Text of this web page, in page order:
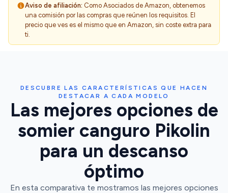
Aviso de afiliación: Como Asociados de Amazon, obtenemos
una comisión por las compras que reúnen los requisitos. El
precio que ves es el mismo que en Amazon, sin coste extra para
ti.
DESCUBRE LAS CARACTERÍSTICAS QUE HACEN
DESTACAR A CADA MODELO
Las mejores opciones de
somier canguro Pikolin
para un descanso
óptimo
En esta comparativa te mostramos las mejores opciones